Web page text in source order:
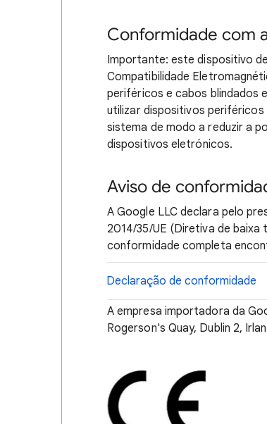
Conformidade com
Importante: este dispositivo
Compatibilidade
periféricos e cabos blindados
utilizar dispositivos
sistema de modo a reduzir a
dispositivos eletrónicos.
Aviso de
A Google LLC declara pelo
2014/35/UE (Diretiva de baixa
conformidade completa
Declaração de conformidade
A empresa importadora da
Rogerson's Quay, Dublin 2,